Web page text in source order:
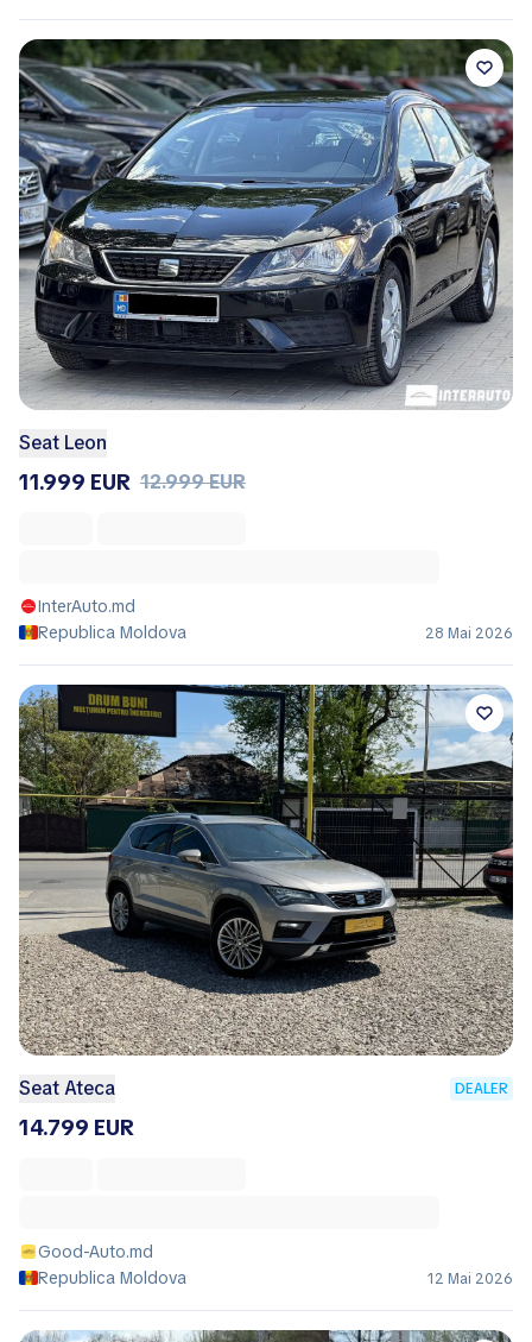
Seat Leon
11.999 EUR 12.999 EUR
InterAuto.md
Republica Moldova
28 Mai 2026
Seat Ateca DEALER
14.799 EUR
Good-Auto.md
Republica Moldova
12 Mai 2026